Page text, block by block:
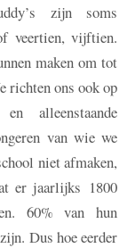
zijn soms
veertien, vijftien.
maken om tot
richten ons ook op
alleenstaande
van wie we
niet afmaken,
er jaarlijks 1800
60% van hun
Dus hoe eerder